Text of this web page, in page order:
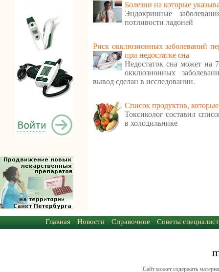
Болезни на которые
Эндокринные
потливости ладоней
Риск окклюзионных заболеваний
при недостатке сна
Недостаток сна может на
окклюзионных
вывод сделан в исследовании.
Cписок продуктов,
Токсиколог составил
в холодильнике
Главная Новости Справочное Советы
Сайт может содержать